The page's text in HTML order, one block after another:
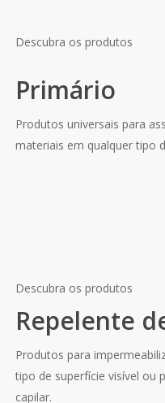
Descubra os produtos
Primário
Produtos universais para
materiais em qualquer tipo
Descubra os produtos
Repelente
Produtos para
tipo de superfície visível ou
capilar.